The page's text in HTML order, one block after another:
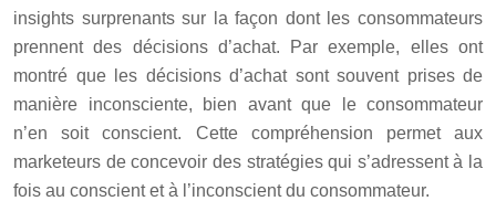
insights surprenants sur la façon dont les consommateurs
prennent des décisions d’achat. Par exemple, elles ont
montré que les décisions d’achat sont souvent prises de
manière inconsciente, bien avant que le consommateur
n’en soit conscient. Cette compréhension permet aux
marketeurs de concevoir des stratégies qui s’adressent à la
fois au conscient et à l’inconscient du consommateur.